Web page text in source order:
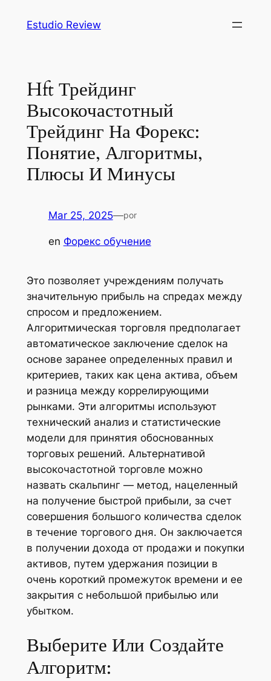
Estudio Review
Hft Трейдинг
Высокочастотный
Трейдинг На Форекс:
Понятие, Алгоритмы,
Плюсы И Минусы
Mar 25, 2025—por
en Форекс обучение
Это позволяет учреждениям получать
значительную прибыль на спредах между
спросом и предложением.
Алгоритмическая торговля предполагает
автоматическое заключение сделок на
основе заранее определенных правил и
критериев, таких как цена актива, объем
и разница между коррелирующими
рынками. Эти алгоритмы используют
технический анализ и статистические
модели для принятия обоснованных
торговых решений. Альтернативой
высокочастотной торговле можно
назвать скальпинг — метод, нацеленный
на получение быстрой прибыли, за счет
совершения большого количества сделок
в течение торгового дня. Он заключается
в получении дохода от продажи и покупки
активов, путем удержания позиции в
очень короткий промежуток времени и ее
закрытия с небольшой прибылью или
убытком.
Выберите Или Создайте
Алгоритм: